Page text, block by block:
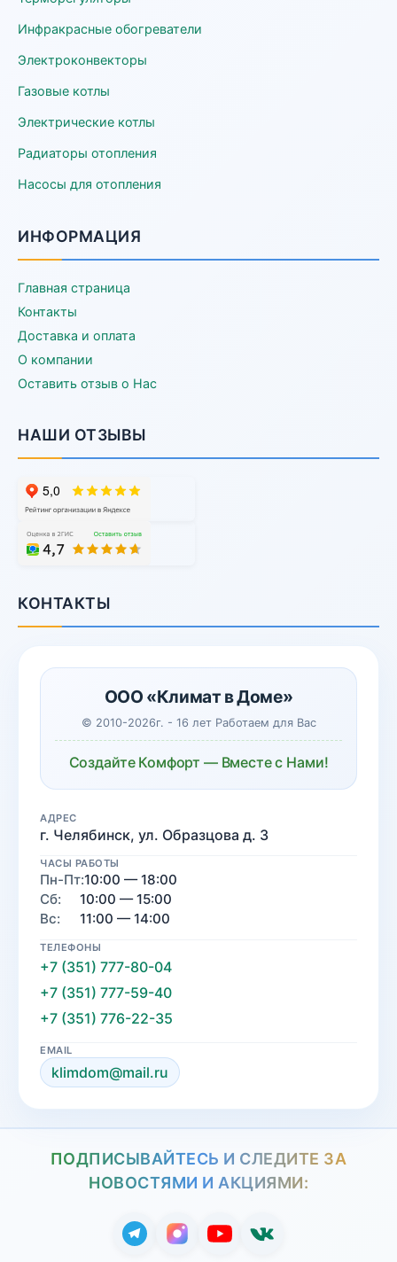
Инфракрасные обогреватели
Электроконвекторы
Газовые котлы
Электрические котлы
Радиаторы отопления
Насосы для отопления
ИНФОРМАЦИЯ
Главная страница
Контакты
Доставка и оплата
О компании
Оставить отзыв о Нас
НАШИ ОТЗЫВЫ
КОНТАКТЫ
ООО «Климат в Доме»
© 2010-2026г. - 16 лет Работаем для Вас
Создайте Комфорт — Вместе с Нами!
АДРЕС
г. Челябинск, ул. Образцова д. 3
ЧАСЫ РАБОТЫ
Пн-Пт:10:00 — 18:00
Сб:
10:00 — 15:00
Вс:
11:00 — 14:00
ТЕЛЕФОНЫ
+7 (351) 777-80-04
+7 (351) 777-59-40
+7 (351) 776-22-35
EMAIL
klimdom@mail.ru
ПОДПИСЫВАЙТЕСЬ И СЛЕДИТЕ ЗА
НОВОСТЯМИ И АКЦИЯМИ: